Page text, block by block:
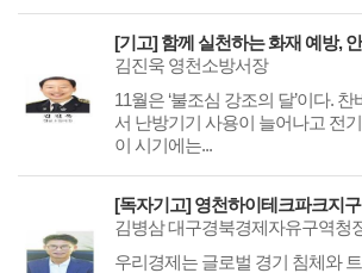
김진욱 영천소방서장
11월은 ‘불조심 강조의 달’이다.
서 난방기기 사용이 늘어나고 전
이 시기에는...
김병삼 대구경북경제자유구역청
우리경제는 글로벌 경기 침체와